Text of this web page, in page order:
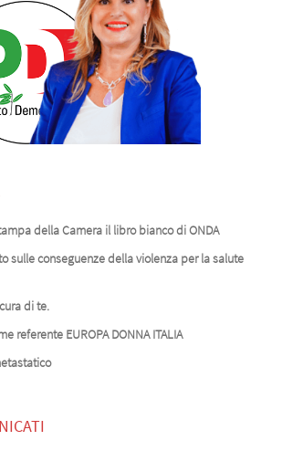
della Camera il libro bianco di ONDA
sulle conseguenze della violenza per la salute
di te.
referente EUROPA DONNA ITALIA